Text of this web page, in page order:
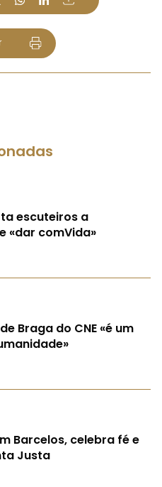
escuteiros a
«dar comVida»
Braga do CNE «é um
Barcelos, celebra fé e
Justa